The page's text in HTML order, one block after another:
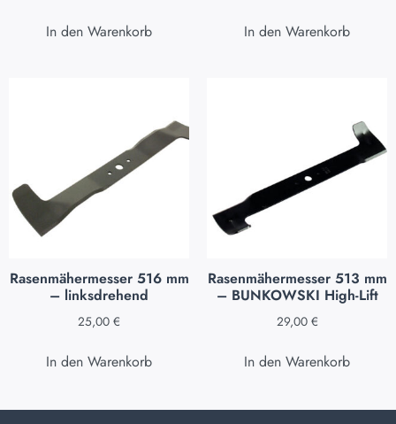
In den Warenkorb In den Warenkorb
Rasenmähermesser 516 mm
– linksdrehend
25,00 €
In den Warenkorb
Rasenmähermesser 513 mm
– BUNKOWSKI High-Lift
29,00 €
In den Warenkorb